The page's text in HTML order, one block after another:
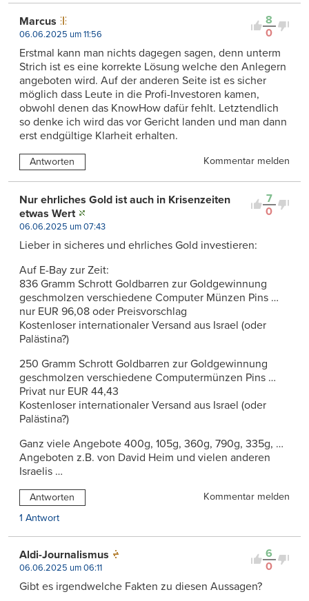
8
0
Marcus
06.06.2025 um 11:56
Erstmal kann man nichts dagegen sagen, denn unterm
Strich ist es eine korrekte Lösung welche den Anlegern
angeboten wird. Auf der anderen Seite ist es sicher
möglich dass Leute in die Profi-Investoren kamen,
obwohl denen das KnowHow dafür fehlt. Letztendlich
so denke ich wird das vor Gericht landen und man dann
erst endgültige Klarheit erhalten.
Antworten Kommentar melden
7
0
Nur ehrliches Gold ist auch in Krisenzeiten
etwas Wert
06.06.2025 um 07:43
Lieber in sicheres und ehrliches Gold investieren:
Auf E-Bay zur Zeit:
836 Gramm Schrott Goldbarren zur Goldgewinnung
geschmolzen verschiedene Computer Münzen Pins …
nur EUR 96,08 oder Preisvorschlag
Kostenloser internationaler Versand aus Israel (oder
Palästina?)
250 Gramm Schrott Goldbarren zur Goldgewinnung
geschmolzen verschiedene Computermünzen Pins …
Privat nur EUR 44,43
Kostenloser internationaler Versand aus Israel (oder
Palästina?)
Ganz viele Angebote 400g, 105g, 360g, 790g, 335g, …
Angeboten z.B. von David Heim und vielen anderen
Israelis …
Antworten
Kommentar melden
1 Antwort
6
0
Aldi-Journalismus
06.06.2025 um 06:11
Gibt es irgendwelche Fakten zu diesen Aussagen?